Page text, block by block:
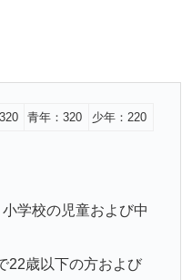
青年：320 少年：220
学校の児童および中
22歳以下の方および